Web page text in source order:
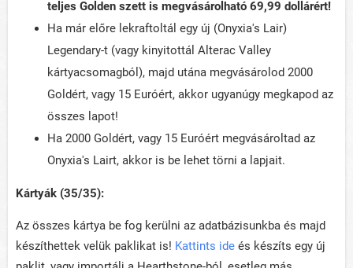
teljes Golden szett is megvásárolható 69,99 dollárért!
Ha már előre lekraftoltál egy új (Onyxia's Lair)
Legendary-t (vagy kinyitottál Alterac Valley
kártyacsomagból), majd utána megvásárolod 2000
Goldért, vagy 15 Euróért, akkor ugyanúgy megkapod az
összes lapot!
Ha 2000 Goldért, vagy 15 Euróért megvásároltad az
Onyxia's Lairt, akkor is be lehet törni a lapjait.
Kártyák (35/35):
Az összes kártya be fog kerülni az adatbázisunkba és majd
készíthettek velük paklikat is! Kattints ide és készíts egy új